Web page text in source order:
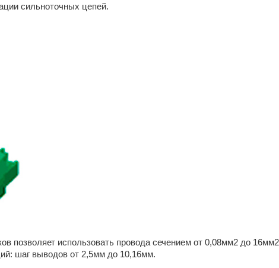
сильноточных цепей.
позволяет использовать провода сечением от 0,08мм2 до
шаг выводов от 2,5мм до 10,16мм.